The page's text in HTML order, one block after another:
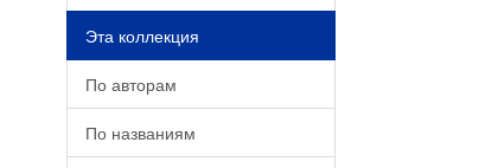
Эта коллекция
По авторам
По названиям